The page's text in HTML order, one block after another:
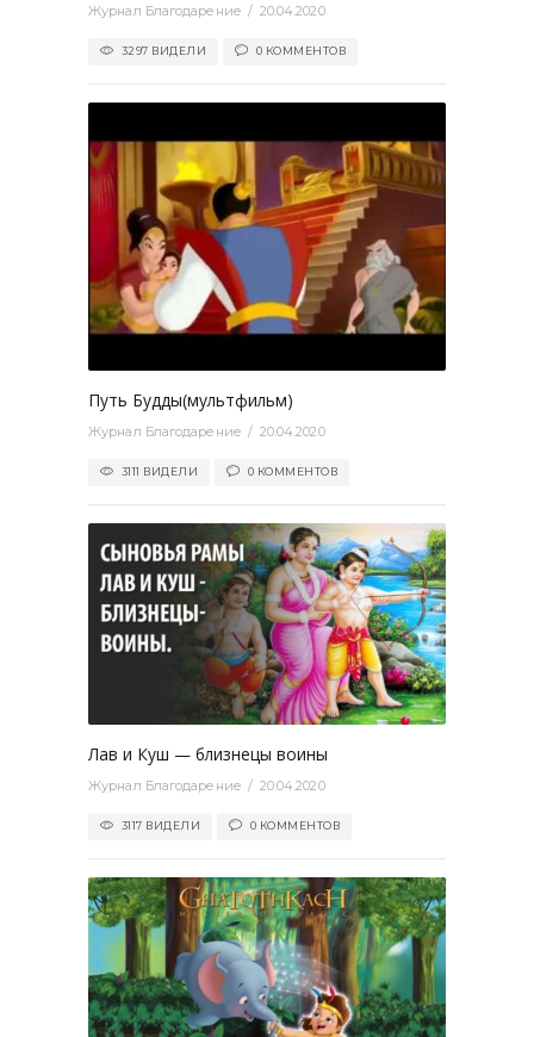
Журнал Благодарение 20.04.2020
3297 ВИДЕЛИ 0 КОММЕНТОВ
Путь Будды(мультфильм)
Журнал Благодарение 20.04.2020
3111 ВИДЕЛИ 0 КОММЕНТОВ
Лав и Куш — близнецы воины
Журнал Благодарение 20.04.2020
3117 ВИДЕЛИ 0 КОММЕНТОВ